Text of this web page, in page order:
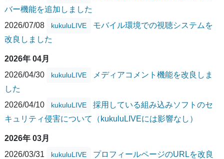
バー機能を追加しました
2026/07/08
kukuluLIVE
モバイル環境での視聴システムを
改良しました
2026年 04月
2026/04/30
kukuluLIVE
メディアコメント機能を改良しま
した
2026/04/10
kukuluLIVE
採用している組み込みソフトのセ
キュリティ侵害について（kukuluLIVEには影響なし）
2026年 03月
2026/03/31
kukuluLIVE
プロフィールページのURLを改良